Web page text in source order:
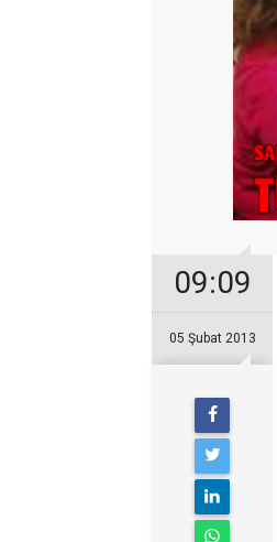
09:09
05 Şubat 2013